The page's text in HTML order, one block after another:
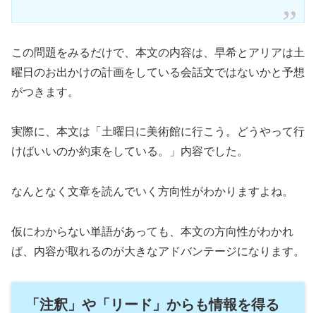
この問題をみるだけで、本文の内容は、早希とアリアは土
曜日のお出かけの計画をしている会話文ではないかと予想
がつきます。
実際に、本文は「土曜日に美術館に行こう。どうやって行
けばいいのか約束をしている。」内容でした。
なんとなく文章を読んでいく方向性がわかりますよね。
仮にわからない単語があっても、本文の方向性がわかれ
ば、内容が取れるのが大きなアドバンテージになります。
「注釈」や「リード」からも情報を得る